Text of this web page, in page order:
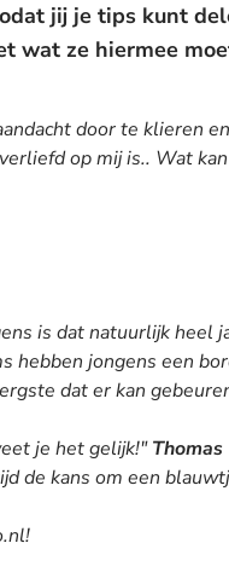
jij je tips kunt
wat ze hiermee
door te klieren
op mij is.. Wat
is dat natuurlijk heel
hebben jongens een
dat er kan
je het gelijk!"Thomas
de kans om een